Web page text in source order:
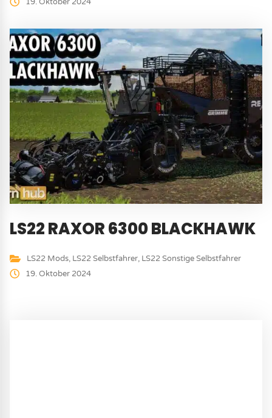
LS22 RAXOR 6300 BLACKHAWK
LS22 Mods, LS22 Selbstfahrer, LS22 Sonstige Selbstfahrer
19. Oktober 2024